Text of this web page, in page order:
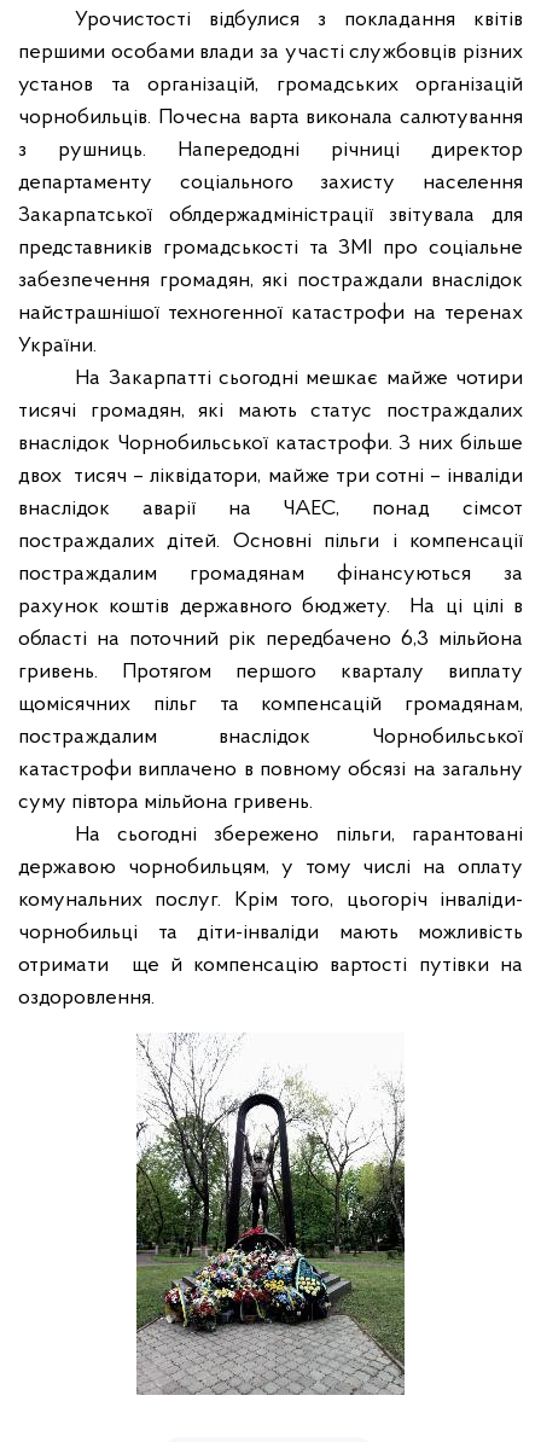
Урочистості відбулися з покладання квітів
першими особами влади за участі службовців різних
установ та організацій, громадських організацій
чорнобильців. Почесна варта виконала салютування
з рушниць. Напередодні річниці директор
департаменту соціального захисту населення
Закарпатської облдержадміністрації звітувала для
представників громадськості та ЗМІ про соціальне
забезпечення громадян, які постраждали внаслідок
найстрашнішої техногенної катастрофи на теренах
України.
На Закарпатті сьогодні мешкає майже чотири
тисячі громадян, які мають статус постраждалих
внаслідок Чорнобильської катастрофи.З них більше
двох тисяч – ліквідатори, майже три сотні – інваліди
внаслідок аварії на ЧАЕС, понад сімсот
постраждалих дітей.
Основні пільги і компенсації
постраждалим громадянам фінансуються за
рахунок коштів державного бюджету. На ці цілі в
області на поточний рік передбачено 6,3 мільйона
гривень. Протягом першого кварталу виплату
щомісячних пільг та компенсацій громадянам,
постраждалим внаслідок Чорнобильської
катастрофи виплачено в повному обсязі на загальну
суму півтора мільйона гривень.
На сьогодні збережено пільги, гарантовані
державою чорнобильцям, у тому числі на оплату
комунальних послуг. Крім того, цьогоріч інваліди-
чорнобильці та діти-інваліди мають можливість
отримати ще й компенсацію вартості путівки на
оздоровлення.